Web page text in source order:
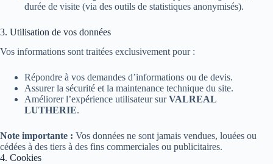
durée de visite (via des outils de statistiques anonymisés).
3. Utilisation de vos données
Vos informations sont traitées exclusivement pour :
Répondre à vos demandes d’informations ou de devis.
Assurer la sécurité et la maintenance technique du site.
Améliorer l’expérience utilisateur surVALREAL
LUTHERIE.
Note importante : Vos données ne sont jamais vendues, louées ou
cédées à des tiers à des fins commerciales ou publicitaires.
4. Cookies